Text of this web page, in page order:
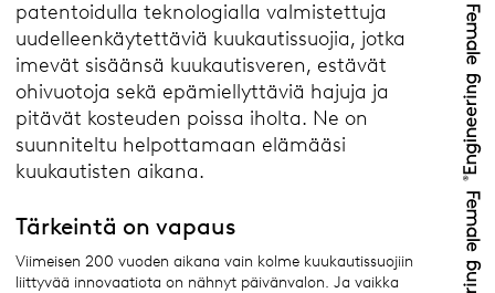
patentoidulla teknologialla valmistettuja
uudelleenkäytettäviä kuukautissuojia, jotka
imevät sisäänsä kuukautisveren, estävät
ohivuotoja sekä epämiellyttäviä hajuja ja
pitävät kosteuden poissa iholta. Ne on
suunniteltu helpottamaan elämääsi
kuukautisten aikana.
Tärkeintä on vapaus
Viimeisen 200 vuoden aikana vain kolme kuukautissuojiin
liittyvää innovaatiota on nähnyt päivänvalon. Ja vaikka